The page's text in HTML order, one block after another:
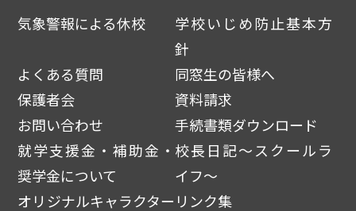
気象警報による休校
学校いじめ防止基本方
針
よくある質問
同窓生の皆様へ
保護者会
資料請求
お問い合わせ
手続書類ダウンロード
就学支援金・補助金・
奨学金について
校長日記～スクールラ
イフ～
オリジナルキャラクター リンク集